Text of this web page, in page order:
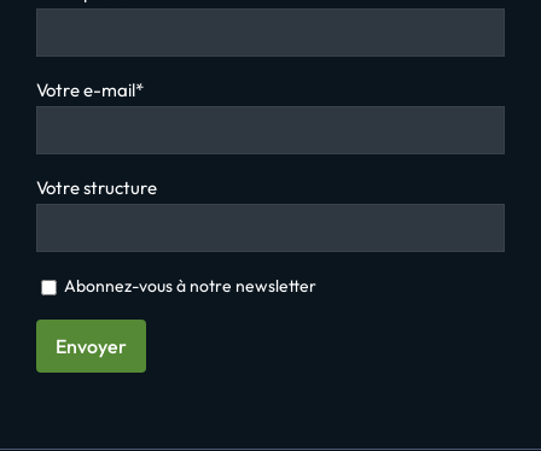
Votre e-mail*
Votre structure
Abonnez-vous à notre newsletter